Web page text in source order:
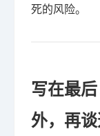
死的风险。
写在最
外，再